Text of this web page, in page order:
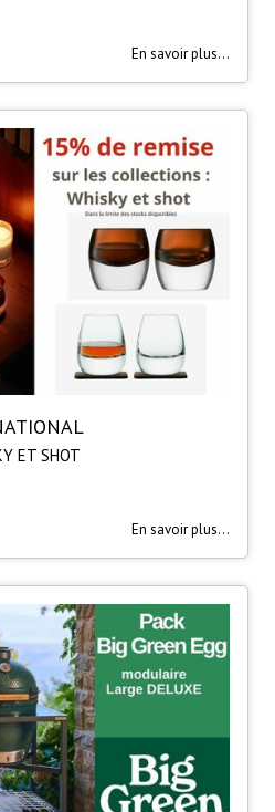
En savoir plus...
ET SHOT
En savoir plus...